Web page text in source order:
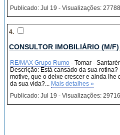
Publicado: Jul 19 - Visualizações: 27788
4.
CONSULTOR IMOBILIÁRIO (M/
RE/MAX Grupo Rumo - Tomar -
Descrição: Está cansado da sua
motive, que o deixe crescer e ainda lhe
da sua vida?... Mais detalhes »
Publicado: Jul 19 - Visualizações: 29716